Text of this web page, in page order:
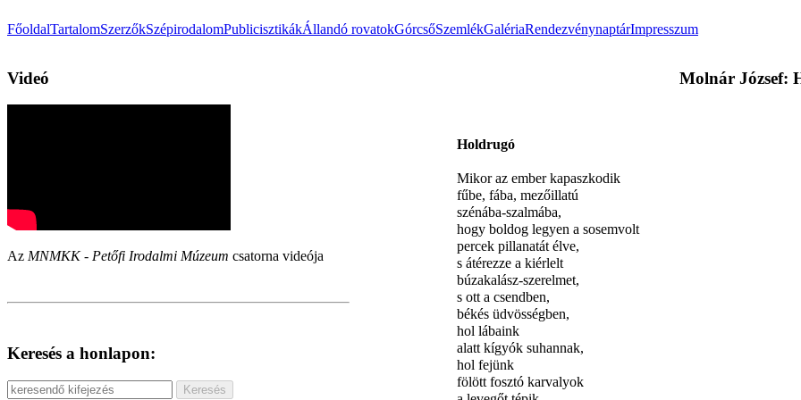
FőoldalTartalomSzerzőkSzépirodalomPublicisztikákÁllandó rovatokGórcsőSzemlékGalériaRendezvénynaptárImpresszum
Videó
Az MNMKK - Petőfi Irodalmi Múzeum csatorna videója
Keresés a honlapon:
Molnár József:
Holdrugó
Mikor az ember kapaszkodik
fűbe, fába, mezőillatú
szénába-szalmába,
hogy boldog legyen a sosemvolt
percek pillanatát élve,
s átérezze a kiérlelt
búzakalász-szerelmet,
s ott a csendben,
békés üdvösségben,
hol lábaink
alatt kígyók suhannak,
hol fejünk
fölött fosztó karvalyok